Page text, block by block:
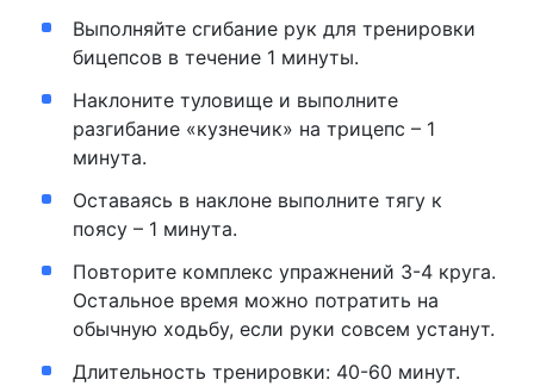
Выполняйте сгибание рук для тренировки
бицепсов в течение 1 минуты.
Наклоните туловище и выполните
разгибание «кузнечик» на трицепс – 1
минута.
Оставаясь в наклоне выполните тягу к
поясу – 1 минута.
Повторите комплекс упражнений 3-4 круга.
Остальное время можно потратить на
обычную ходьбу, если руки совсем устанут.
Длительность тренировки: 40-60 минут.